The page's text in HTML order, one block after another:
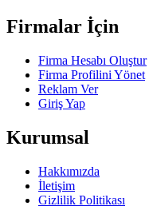
Firmalar İçin
Firma Hesabı Oluştur
Firma Profilini Yönet
Reklam Ver
Giriş Yap
Kurumsal
Hakkımızda
İletişim
Gizlilik Politikası